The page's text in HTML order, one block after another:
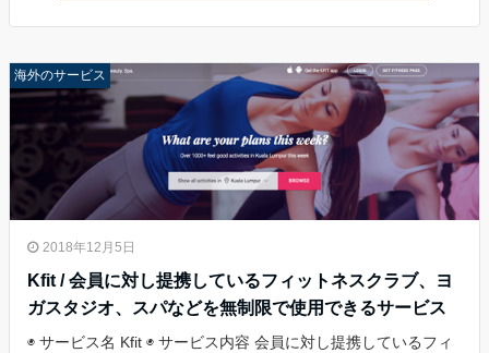
海外のサービス
2018年12月5日
Kfit / 会員に対し提携しているフィットネスクラブ、ヨ
ガスタジオ、スパなどを無制限で使用できるサービス
◉ サービス名 Kfit ◉ サービス内容 会員に対し提携しているフィ